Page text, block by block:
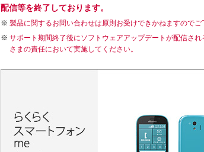
配信等を終了しております。
製品に関するお問い合わせは原則お受けできかねますのでご
サポート期間終了後にソフトウェアアップデートが配信さ
さまの責任において実施してください。